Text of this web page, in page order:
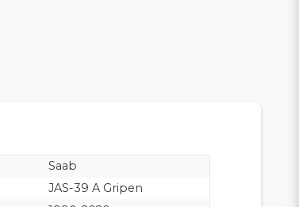
Saab
JAS-39 A Gripen